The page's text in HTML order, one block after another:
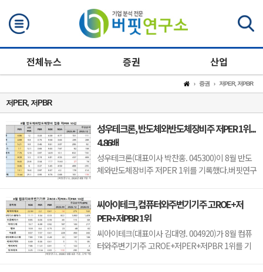
전체뉴스 증권 산업
증권 저PER, 저PBR
저PER, 저PBR
성우테크론, 반도체와반도체장비주 저PER 1위...
4.86배
성우테크론(대표이사 박찬홍. 045300)이 8월 반도
체와반도체장비주 저PER 1위를 기록했다.버핏연구
니트론텍(142210)(4.89), 유니퀘스트(077500)
(5.21), 로체시스템즈(071280)(7.7)가 뒤를 이었다.
성우테크론은 1분기 매출액 118억원, 영업이익 14
억원으로 전년...
씨아이테크, 컴퓨터와주변기기주 고ROE+저
PER+저PBR 1위
씨아이테크(대표이사 김대영. 004920)가 8월 컴퓨
터와주변기기주 고ROE+저PER+저PBR 1위를 기
검색